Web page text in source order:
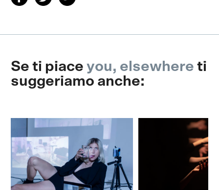
Se ti piaceyou, elsewhere ti
suggeriamo anche: